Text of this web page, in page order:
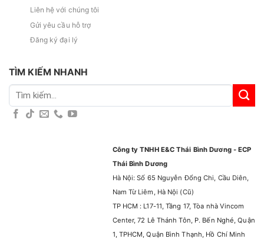
Liên hệ với chúng tôi
Gửi yêu cầu hỗ trợ
Đăng ký đại lý
TÌM KIẾM NHANH
Tìm
kiếm:
Công ty TNHH E&C Thái Bình Dương - ECP
Thái Bình Dương
Hà Nội: Số 65 Nguyễn Đổng Chi, Cầu Diên,
Nam Từ Liêm, Hà Nội (Cũ)
TP HCM : L17-11, Tầng 17, Tòa nhà Vincom
Center, 72 Lê Thánh Tôn, P. Bến Nghé, Quận
1, TPHCM, Quận Bình Thạnh, Hồ Chí Minh